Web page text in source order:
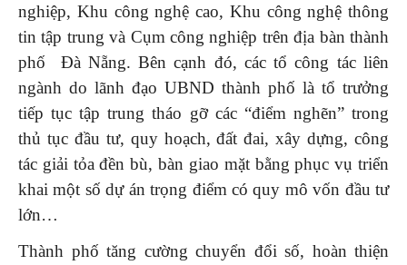
nghiệp, Khu công nghệ cao, Khu công nghệ thông
tin tập trung và Cụm công nghiệp trên địa bàn thành
phố Đà Nẵng. Bên cạnh đó, các tổ công tác liên
ngành do lãnh đạo UBND thành phố là tổ trưởng
tiếp tục tập trung tháo gỡ các “điểm nghẽn” trong
thủ tục đầu tư, quy hoạch, đất đai, xây dựng, công
tác giải tỏa đền bù, bàn giao mặt bằng phục vụ triển
khai một số dự án trọng điểm có quy mô vốn đầu tư
lớn…
Thành phố tăng cường chuyển đổi số, hoàn thiện